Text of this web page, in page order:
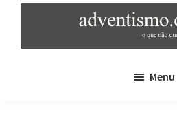
main
sidebar
Menu